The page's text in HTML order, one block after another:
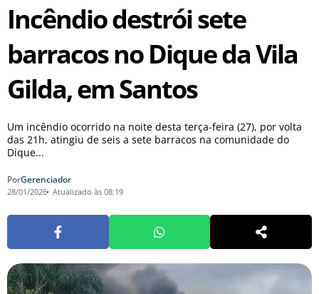
Incêndio destrói sete
barracos no Dique da Vila
Gilda, em Santos
Um incêndio ocorrido na noite desta terça-feira (27), por volta
das 21h, atingiu de seis a sete barracos na comunidade do
Dique...
PorGerenciador
28/01/2026 Atualizado às 08:19